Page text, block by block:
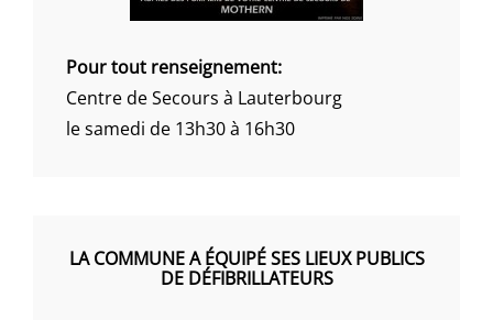
Pour tout renseignement:
Centre de Secours à Lauterbourg
le samedi de 13h30 à 16h30
LA COMMUNE A ÉQUIPÉ SES LIEUX PUBLICS
DE DÉFIBRILLATEURS